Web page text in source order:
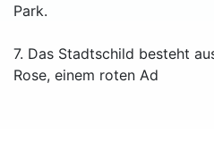
Park.
7. Das Stadtschild besteht
Rose, einem roten Ad